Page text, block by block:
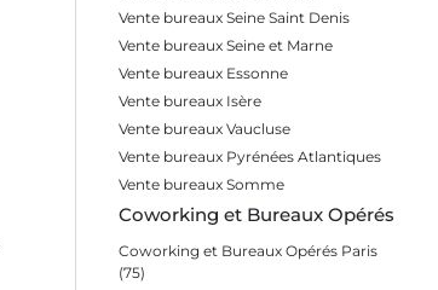
Vente bureaux Seine Saint Denis
Vente bureaux Seine et Marne
Vente bureaux Essonne
Vente bureaux Isère
Vente bureaux Vaucluse
Vente bureaux Pyrénées Atlantiques
Vente bureaux Somme
Coworking et Bureaux Opérés
Coworking et Bureaux Opérés Paris
(75)